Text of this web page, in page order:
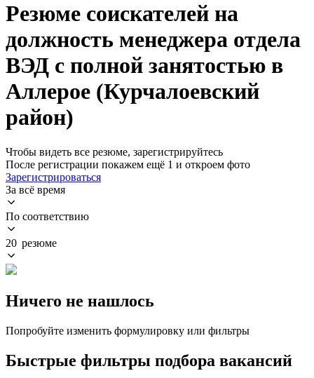
Резюме соискателей на
должность менеджера отдела
ВЭД с полной занятостью в
Аллерое (Курчалоевский
район)
Чтобы видеть все резюме, зарегистрируйтесь
После регистрации покажем ещё 1 и откроем фото
Зарегистрироваться
За всё время
По соответствию
20 резюме
Ничего не нашлось
Попробуйте изменить формулировку или фильтры
Быстрые фильтры подбора вакансий